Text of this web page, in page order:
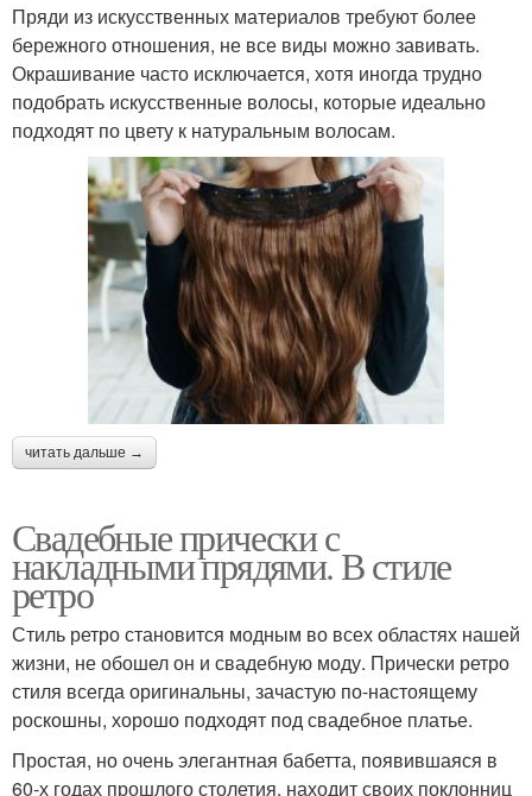
Пряди из искусственных материалов требуют более
бережного отношения, не все виды можно завивать.
Окрашивание часто исключается, хотя иногда трудно
подобрать искусственные волосы, которые идеально
подходят по цвету к натуральным волосам.
читать дальше →
Свадебные прически с
накладными прядями. В стиле
ретро
Стиль ретро становится модным во всех областях нашей
жизни, не обошел он и свадебную моду. Прически ретро
стиля всегда оригинальны, зачастую по-настоящему
роскошны, хорошо подходят под свадебное платье.
Простая, но очень элегантная бабетта, появившаяся в
60-х годах прошлого столетия, находит своих поклонниц